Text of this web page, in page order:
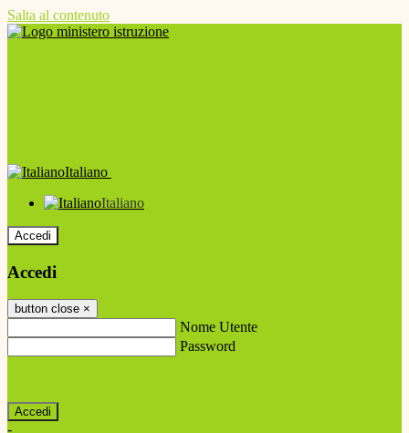
Salta al contenuto
Italiano
Italiano
Accedi
Accedi
button close ×
Nome Utente
Password
-